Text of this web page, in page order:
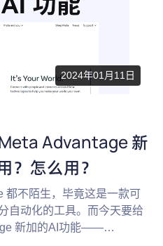
2024年01月11日
Advantage 新
？怎么用？
都不陌生，毕竟这是一款可
自动化的工具。而今天要给
新加的AI功能——